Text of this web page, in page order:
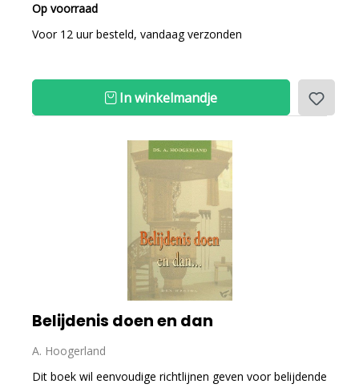
Op voorraad
Voor 12 uur besteld, vandaag verzonden
In winkelmandje
Belijdenis doen en dan
A. Hoogerland
Dit boek wil eenvoudige richtlijnen geven voor belijdende